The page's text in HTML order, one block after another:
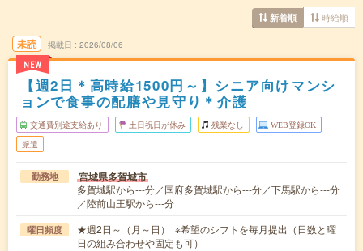
新着順 時給順
未読
NEW
掲載日 2026/08/06
【週2日＊高時給1500円～】シニア向けマンシ
ョンで食事の配膳や見守り＊介護
交通費別途支給あり 土日祝日が休み 残業なし WEB登録OK
派遣
勤務地 宮城県多賀城市
多賀城駅から---分／国府多賀城駅から---分／下馬駅から---分
／陸前山王駅から---分
曜日頻度
★週2日～（月～日） ※希望のシフトを毎月提出（日数と曜
日の組み合わせや固定も可）